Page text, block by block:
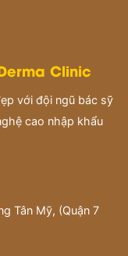
Clinic
với đội ngũ bác sỹ
cao nhập khẩu
Tân Mỹ, (Quận 7